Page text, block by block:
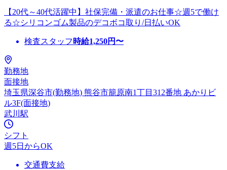
【20代～40代活躍中】社保完備・派遣のお仕事☆週5で働け
る☆シリコンゴム製品のデコボコ取り/日払いOK
検査スタッフ 時給1,250円〜
勤務地
面接地
埼玉県深谷市(勤務地) 熊谷市籠原南1丁目312番地 あかりビ
ル3F(面接地)
武川駅
シフト
週5日からOK
交通費支給